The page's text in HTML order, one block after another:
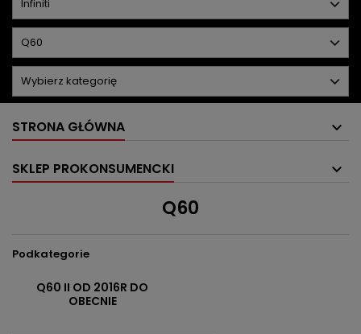
STRONA GŁÓWNA
SKLEP PROKONSUMENCKI
Q60
Podkategorie
Q60 II OD 2016R DO
OBECNIE